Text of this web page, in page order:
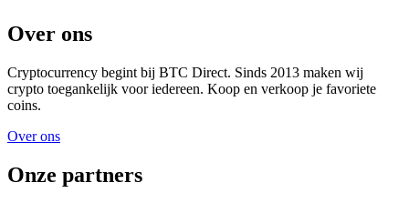
Over ons
Cryptocurrency begint bij BTC Direct. Sinds 2013 maken wij
crypto toegankelijk voor iedereen. Koop en verkoop je favoriete
coins.
Over ons
Onze partners